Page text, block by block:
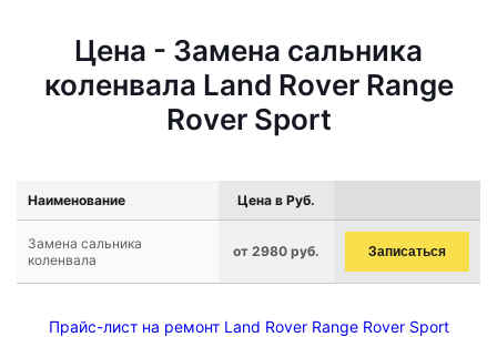
Цена - Замена сальника
коленвала Land Rover Range
Rover Sport
Наименование Цена в Руб.
Замена сальника
коленвала
от 2980 руб. Записаться
Прайс-лист на ремонт Land Rover Range Rover Sport